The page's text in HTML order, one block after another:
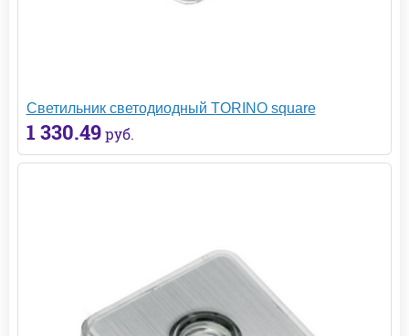
Светильник светодиодный TORINO square
1 330.49 руб.